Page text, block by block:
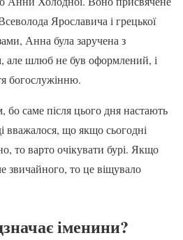
Ярославича і грецької
Анна була заручена з
але шлюб не був оформлений, і
богослужінню.
саме після цього дня настають
вважалося, що якщо сьогодні
то варто очікувати бурі. Якщо
звичайного, то це віщувало
іменини?